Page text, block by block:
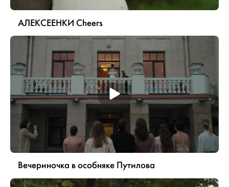
АЛЕКСЕЕНКИ Cheers
Вечериночка в особняке Путилова